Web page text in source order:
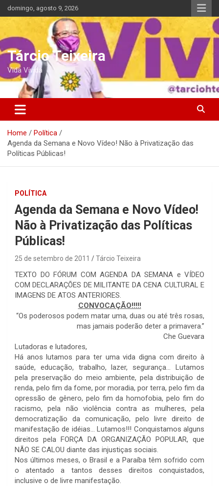
Skip
to
domingo, agosto 9, 2026
Tárcio Teixeira
Vida Vivida
Home
Política
Agenda da Semana e Novo Vídeo! Não à Privatização das
Políticas Públicas!
POLÍTICA
Agenda da Semana e Novo Vídeo!
Não à Privatização das Políticas
Públicas!
25 de setembro de 2011 Tárcio Teixeira
TEXTO DO FÓRUM COM AGENDA DA SEMANA e VÍDEO
COM DECLARAÇÕES DE MILITANTE DA CENA CULTURAL E
IMAGENS DE ATOS ANTERIORES.
CONVOCAÇÃO!!!!!
“Os poderosos podem matar uma, duas ou até três rosas,
mas jamais poderão deter a primavera.”
Che Guevara
Lutadoras e lutadores,
Há anos lutamos para ter uma vida digna com direito à
saúde, educação, trabalho, lazer, segurança… Lutamos
pela preservação do meio ambiente, pela distribuição de
renda, pelo fim da fome, por moradia, por terra, pelo fim da
opressão de gênero, pelo fim da homofobia, pelo fim do
racismo, pela não violência contra as mulheres, pela
democratização da comunicação, pelo livre direito de
manifestação de idéias… Lutamos!!! Conquistamos alguns
direitos pela FORÇA DA ORGANIZAÇÃO POPULAR, que
NÃO SE CALOU diante das injustiças sociais.
Nos últimos meses, o Brasil e a Paraíba têm sofrido com
o atentado a tantos desses direitos conquistados,
inclusive o de livre manifestação.